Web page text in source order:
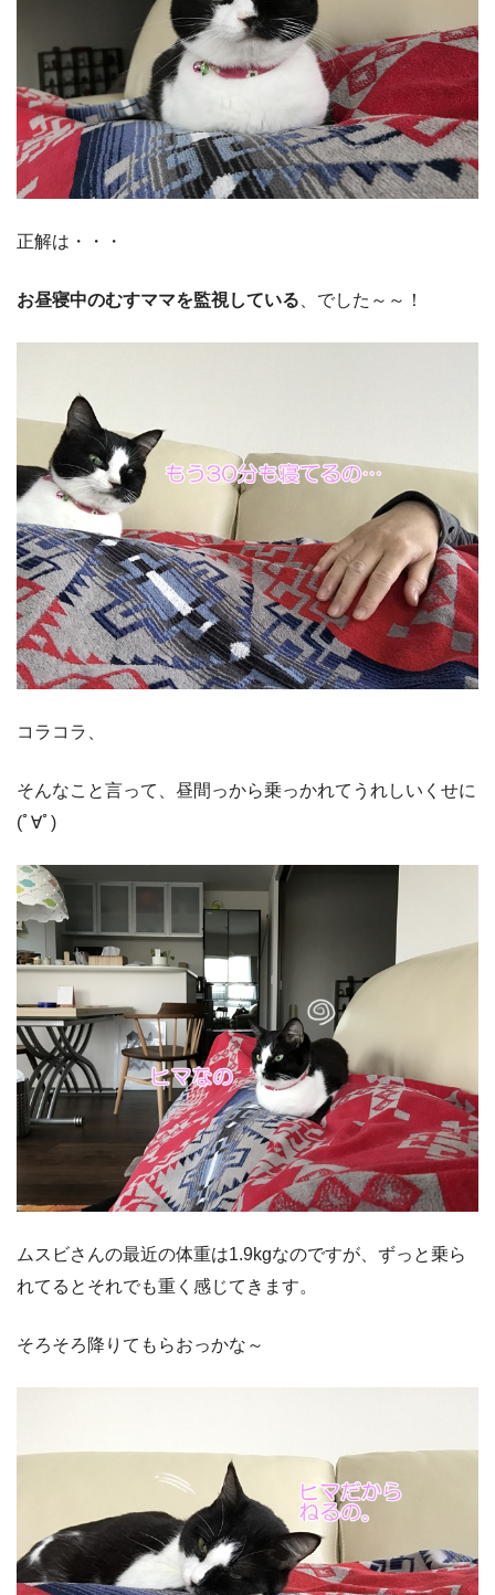
正解は・・・
お昼寝中のむすママを監視している 、でした～～！
コラコラ、
そんなこと言って、昼間っから乗っかれてうれしいくせに
(ﾟ∀ﾟ)
ムスビさんの最近の体重は1.9kgなのですが、ずっと乗ら
れてるとそれでも重く感じてきます。
そろそろ降りてもらおっかな～